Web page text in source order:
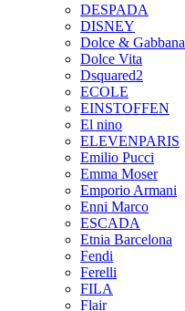
DESPADA
DISNEY
Dolce & Gabbana
Dolce Vita
Dsquared2
ECOLE
EINSTOFFEN
El nino
ELEVENPARIS
Emilio Pucci
Emma Moser
Emporio Armani
Enni Marco
ESCADA
Etnia Barcelona
Fendi
Ferelli
FILA
Flair